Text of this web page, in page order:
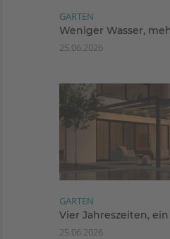
GARTEN
Weniger Wasser,
25.06.2026
GARTEN
Vier Jahreszeiten,
25.06.2026